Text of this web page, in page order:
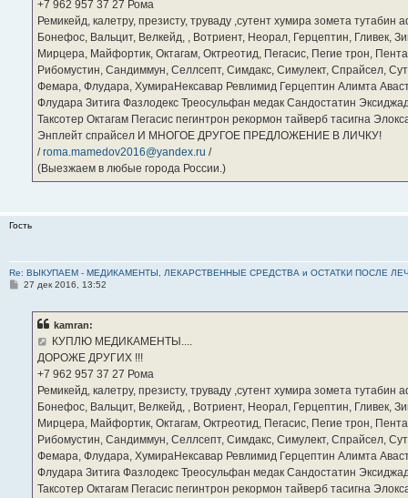
‪+7 962 957 37 27‬ Рома
Ремикейд, калетру, презисту, труваду ,сутент хумира зомета
Бонефос, Вальцит, Велкейд, , Вотриент, Неорал, Герцептин, Гливек,
Мирцера, Майфортик, Октагам, Октреотид, Пегасис, Пегие трон,
Рибомустин, Сандиммун, Селлсепт, Симдакс, Симулект, Спрайсел,
Фемара, Флудара, ХумираНексавар Ревлимид Герцептин Алимта
Флудара Зитига Фазлодекс Треосульфан медак Сандостатин
Таксотер Октагам Пегасис пегинтрон рекормон тайверб тасигна
Энплейт спрайсел И МНОГОЕ ДРУГОЕ ПРЕДЛОЖЕНИЕ В ЛИЧКУ!
/roma.mamedov2016@yandex.ru /
(Выезжаем в любые города России.)
Гость
Re: ВЫКУПАЕМ - МЕДИКАМЕНТЫ, ЛЕКАРСТВЕННЫЕ СРЕДСТВА и ОСТАТКИ ПОСЛЕ
С27 дек 2016, 13:52
kamran:
КУПЛЮ МЕДИКАМЕНТЫ....
ДОРОЖЕ ДРУГИХ !!!
‪+7 962 957 37 27‬ Рома
Ремикейд, калетру, презисту, труваду ,сутент хумира зомета
Бонефос, Вальцит, Велкейд, , Вотриент, Неорал, Герцептин, Гливек,
Мирцера, Майфортик, Октагам, Октреотид, Пегасис, Пегие трон,
Рибомустин, Сандиммун, Селлсепт, Симдакс, Симулект, Спрайсел,
Фемара, Флудара, ХумираНексавар Ревлимид Герцептин Алимта
Флудара Зитига Фазлодекс Треосульфан медак Сандостатин
Таксотер Октагам Пегасис пегинтрон рекормон тайверб тасигна